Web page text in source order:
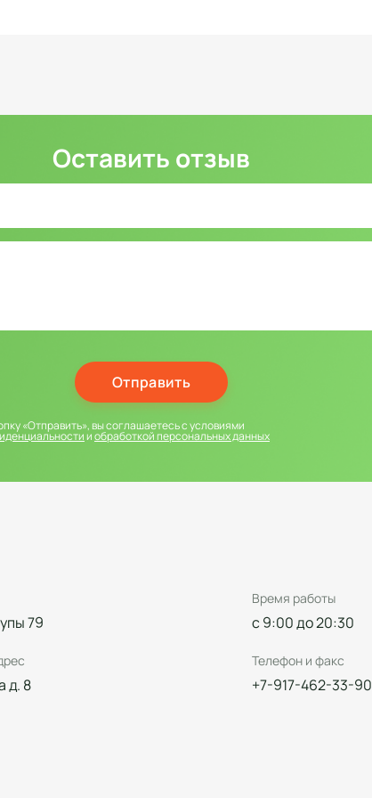
Оставить отзыв
Отправить
«Отправить», вы соглашаетесь с условиями
иобработкой персональных данных
79
д. 8
Время работы
с 9:00 до 20:30
Телефон и факс
+7-917-462-33-90